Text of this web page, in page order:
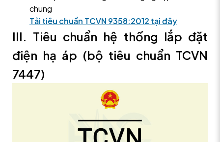
chung
Tải tiêu chuẩn TCVN 9358:2012 tại đây
III. Tiêu chuẩn hệ thống lắp đặt
điện hạ áp (bộ tiêu chuẩn TCVN
7447)